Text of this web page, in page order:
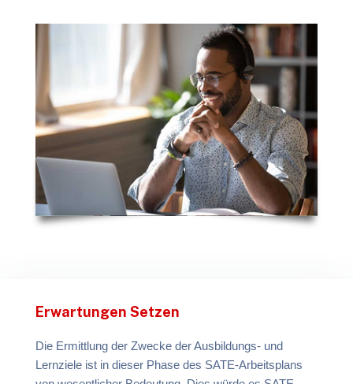
Erwartungen Setzen
Die Ermittlung der Zwecke der Ausbildungs- und
Lernziele ist in dieser Phase des SATE-Arbeitsplans